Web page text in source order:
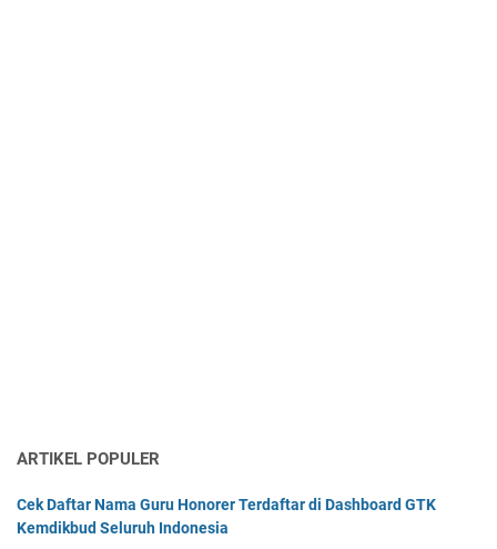
ARTIKEL POPULER
Cek Daftar Nama Guru Honorer Terdaftar di Dashboard GTK
Kemdikbud Seluruh Indonesia